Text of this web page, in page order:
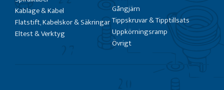
Kablage & Kabel
Flatstift, Kabelskor & Säkringar
Eltest & Verktyg
Gångjärn
Tippskruvar & Tipptillsats
Uppkörningsramp
Övrigt